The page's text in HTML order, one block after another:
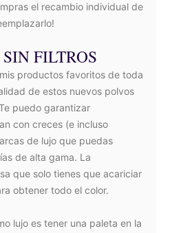
el recambio individual de
FILTROS
productos favoritos de toda
de estos nuevos polvos
puedo garantizar
con creces (e incluso
de lujo que puedas
de alta gama. La
que solo tienes que acariciar
obtener todo el color.
lujo es tener una paleta en la